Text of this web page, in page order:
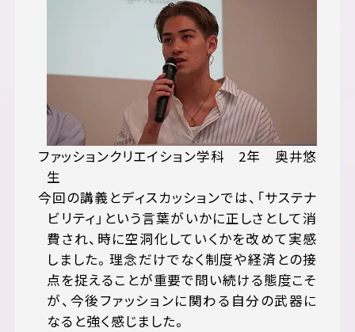
ファッションクリエイション学科 2年 奥井悠
生
今回の講義とディスカッションでは、「サステナ
ビリティ」という言葉がいかに正しさとして消
費され、時に空洞化していくかを改めて実感
しました。理念だけでなく制度や経済との接
点を捉えることが重要で問い続ける態度こそ
が、今後ファッションに関わる自分の武器に
なると強く感じました。